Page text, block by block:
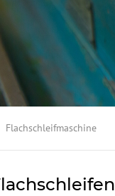
Flachschleifmaschine